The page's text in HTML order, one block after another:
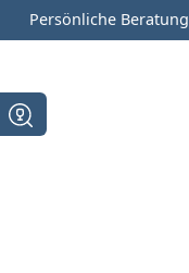
Persönliche Beratung